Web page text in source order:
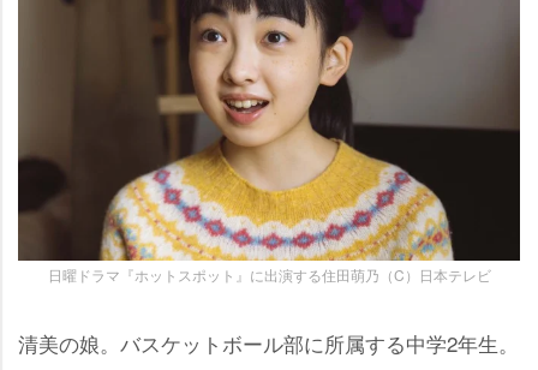
日曜ドラマ『ホットスポット』に出演する住田萌乃（C）日本テレビ
清美の娘。バスケットボール部に所属する中学2年生。